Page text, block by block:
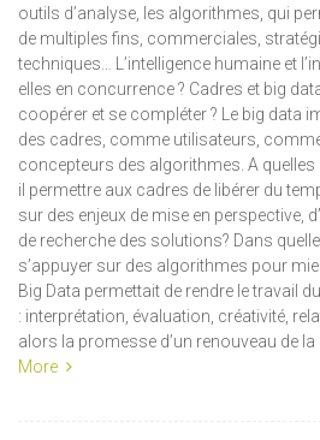
outils d’analyse, les algorithmes, qui
de multiples fins, commerciales,
techniques… L’intelligence humaine et
elles en concurrence ? Cadres et big
coopérer et se compléter ? Le big data
des cadres, comme utilisateurs,
concepteurs des algorithmes. A
il permettre aux cadres de libérer du
sur des enjeux de mise en perspective,
de recherche des solutions? Dans
s’appuyer sur des algorithmes pour
Big Data permettait de rendre le travail
: interprétation, évaluation, créativité,
alors la promesse d’un renouveau de
More